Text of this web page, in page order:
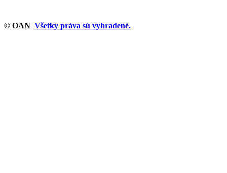
© OAN Všetky práva sú vyhradené.